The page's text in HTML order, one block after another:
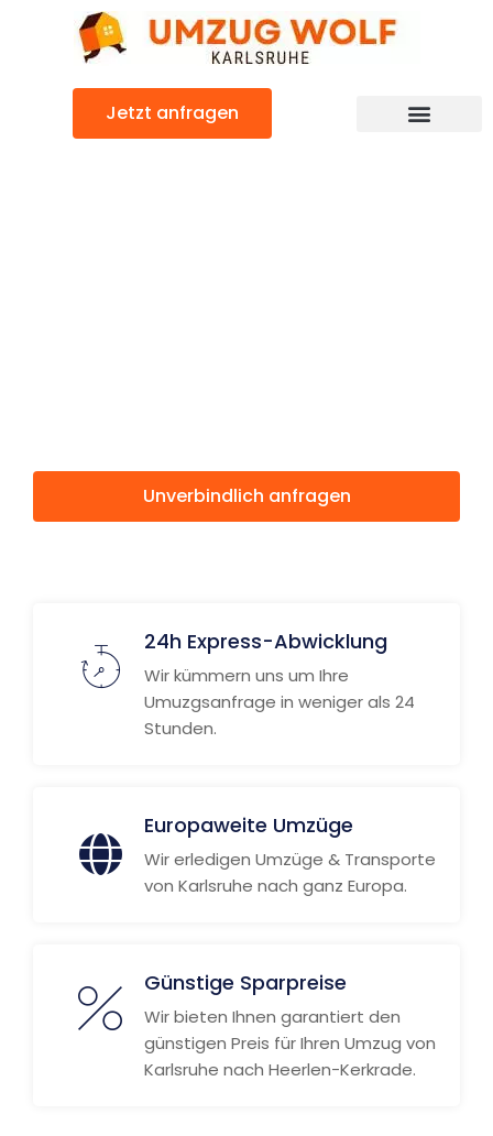
Jetzt anfragen
Unverbindlich anfragen
24h Express-Abwicklung
Wir kümmern uns um Ihre
Umuzgsanfrage in weniger als 24
Stunden.
Europaweite Umzüge
Wir erledigen Umzüge & Transporte
von Karlsruhe nach ganz Europa.
Günstige Sparpreise
Wir bieten Ihnen garantiert den
günstigen Preis für Ihren Umzug von
Karlsruhe nach Heerlen-Kerkrade.